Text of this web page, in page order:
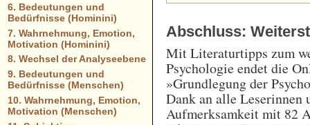
Abschluss:
Mit Literaturtipps zum
Psychologie endet die
»Grundlegung der
Dank an alle Leserinnen
Aufmerksamkeit mit 82
6. Bedeutungen und
Bedürfnisse (Hominini)
7. Wahrnehmung, Emotion,
Motivation (Hominini)
8. Wechsel der Analyseebene
9. Bedeutungen und
Bedürfnisse (Menschen)
10. Wahrnehmung, Emotion,
Motivation (Menschen)